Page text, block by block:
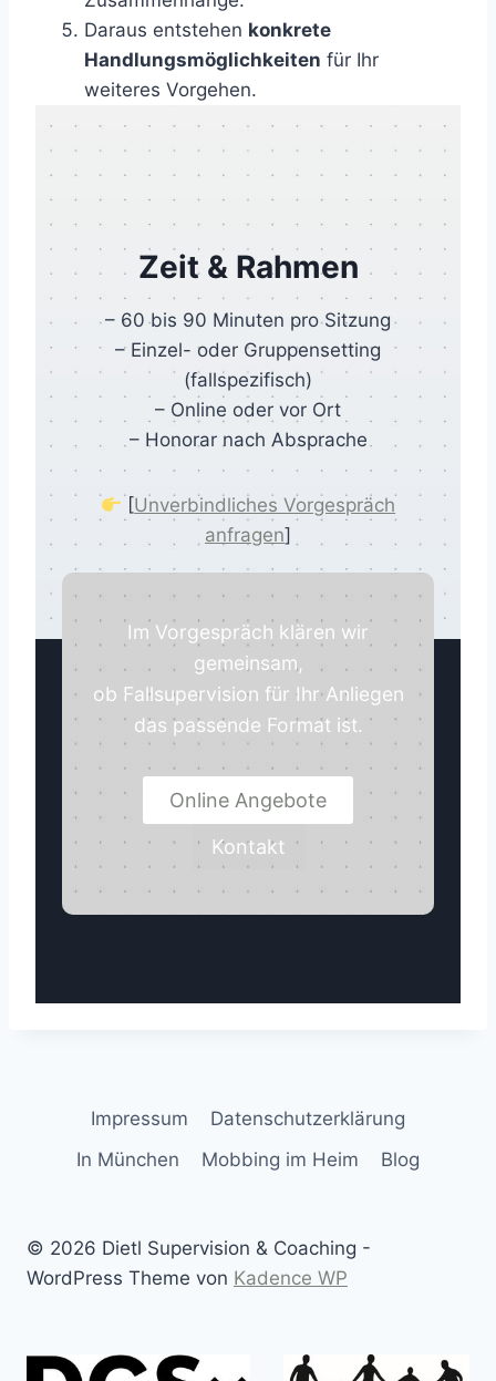
Daraus entstehen konkrete
Handlungsmöglichkeiten für Ihr
weiteres Vorgehen.
Zeit & Rahmen
– 60 bis 90 Minuten pro Sitzung
– Einzel- oder Gruppensetting
(fallspezifisch)
– Online oder vor Ort
– Honorar nach Absprache
[Unverbindliches Vorgespräch
anfragen]
Im Vorgespräch klären wir
gemeinsam,
ob Fallsupervision für Ihr Anliegen
das passende Format ist.
Online Angebote
Kontakt
Impressum
Datenschutzerklärung
In München
Mobbing im Heim Blog
© 2026 Dietl Supervision & Coaching -
WordPress Theme von Kadence WP